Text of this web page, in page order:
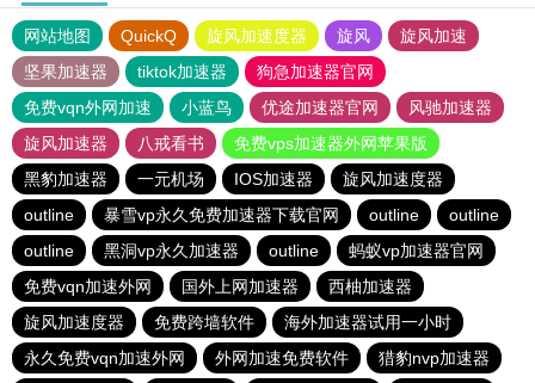
网站地图 QuickQ 旋风加速度器 旋风
旋风加速
坚果加速器
tiktok加速器
狗急加速器官网
免费vqn外网加速
小蓝鸟 优途加速器官网
风驰加速器
旋风加速器
八戒看书
免费vps加速器外网苹果版
黑豹加速器
一元机场 IOS加速器
旋风加速度器
outline
暴雪vp永久免费加速器下载官网 outline
outline
outline
黑洞vp永久加速器 outline
蚂蚁vp加速器官网
免费vqn加速外网
国外上网加速器
西柚加速器
旋风加速度器
免费跨墙软件
海外加速器试用一小时
永久免费vqn加速外网
外网加速免费软件
猎豹nvp加速器